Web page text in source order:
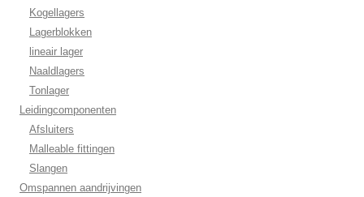
Kogellagers
Lagerblokken
lineair lager
Naaldlagers
Tonlager
Leidingcomponenten
Afsluiters
Malleable fittingen
Slangen
Omspannen aandrijvingen